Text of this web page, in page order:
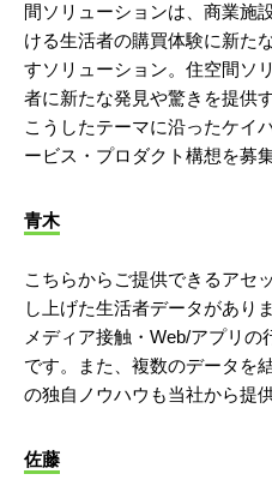
間ソリューションは、商業施
ける生活者の購買体験に新た
すソリューション。住空間ソ
者に新たな発見や驚きを提供
こうしたテーマに沿ったケイ
ービス・プロダクト構想を募
青木
こちらからご提供できるアセ
し上げた生活者データがあり
メディア接触・Web/アプリの
です。また、複数のデータを
の独自ノウハウも当社から提
佐藤